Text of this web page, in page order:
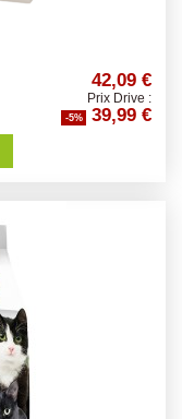
42,09 €
Prix Drive :
-5% 39,99 €